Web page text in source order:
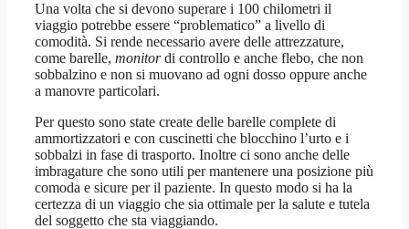
Una volta che si devono superare i 100 chilometri il
viaggio potrebbe essere “problematico” a livello di
comodità. Si rende necessario avere delle attrezzature,
come barelle, monitordi controllo e anche flebo, che non
sobbalzino e non si muovano ad ogni dosso oppure anche
a manovre particolari.
Per questo sono state create delle barelle complete di
ammortizzatori e con cuscinetti che blocchino l’urto e i
sobbalzi in fase di trasporto. Inoltre ci sono anche delle
imbragature che sono utili per mantenere una posizione più
comoda e sicure per il paziente. In questo modo si ha la
certezza di un viaggio che sia ottimale per la salute e tutela
del soggetto che sta viaggiando.